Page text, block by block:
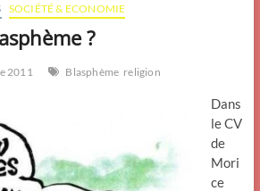
SOCIÉTÉ & ECONOMIE
?
2011 Blasphème religion
Dans
le CV
de
Mori
ce